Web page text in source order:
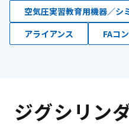
空気圧実習教育用機器／シ
アライアンス
FAコ
ジグシリン